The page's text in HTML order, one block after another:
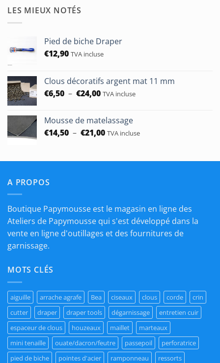
LES MIEUX NOTÉS
Pied de biche Draper
€12,90 TVA incluse
Clous décoratifs argent mat 11 mm
€6,50 – €24,00Plage
€6,50
à
TVA incluse
Mousse de matelassage
€14,50 – €21,00Plage
€14,50
TVA incluse
A PROPOS
Boutique Papymousse est le magasin en ligne des
Ateliers de Papymousse qui s'est développé dans la
vente en ligne d'outillages et des fournitures de
garnissage.
MOTS CLÉS
aiguille arrache agrafe Bea ciseaux clous corde
crin
cutter
draper draper tools dégarnissage
entretien cuir
espaceur de clous
houzeaux maillet
marteaux
mini tenaille
ouate/dacron/feutre passepoil
perforatrice
pied de biche
pointes d'acier ramponneau ressorts